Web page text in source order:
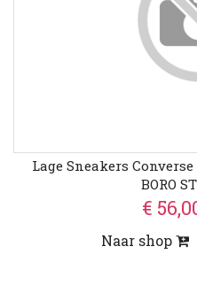
Lage Sneakers Converse
BORO
€
Naar shop